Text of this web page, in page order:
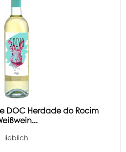
DOC Herdade do Rocim
lieblich